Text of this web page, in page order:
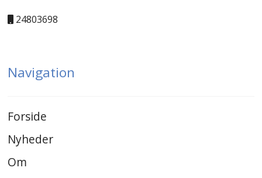
24803698
Navigation
Forside
Nyheder
Om